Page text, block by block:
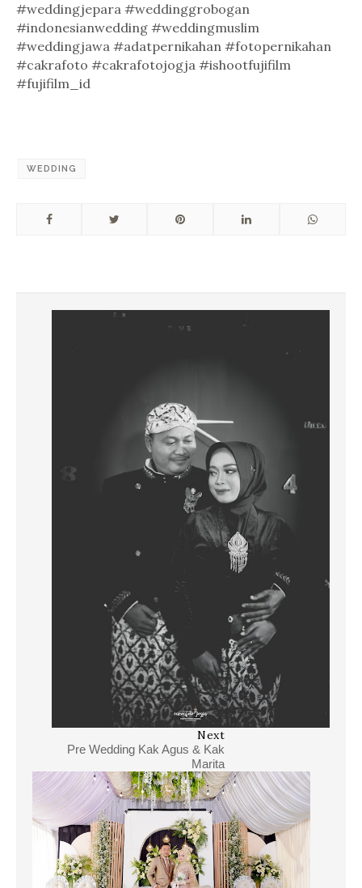
#weddingjepara #weddinggrobogan
#indonesianwedding #weddingmuslim
#weddingjawa #adatpernikahan #fotopernikahan
#cakrafoto #cakrafotojogja #ishootfujifilm
#fujifilm_id
WEDDING
Next
Pre Wedding Kak Agus & Kak
Marita